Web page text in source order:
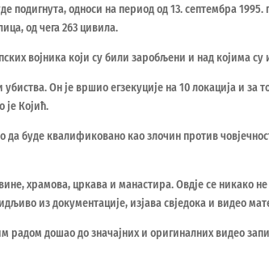
подигнута, односи на период од 13. септембра
од чега 263 цивила.
војника који су били заробљени и над којима су
Он је вршио егзекуције на 10 локација и за
је Којић.
да буде квалификовано као злочин против
храмова, цркава и манастира. Овдје се никако
из документације, изјава свједока и видео
дошао до значајних и оригиналних видео